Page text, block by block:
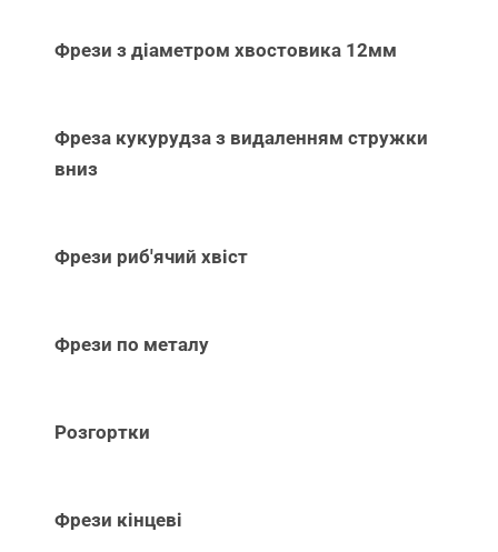
Фрези з діаметром хвостовика 12мм
Фреза кукурудза з видаленням стружки
вниз
Фрези риб'ячий хвіст
Фрези по металу
Розгортки
Фрези кінцеві